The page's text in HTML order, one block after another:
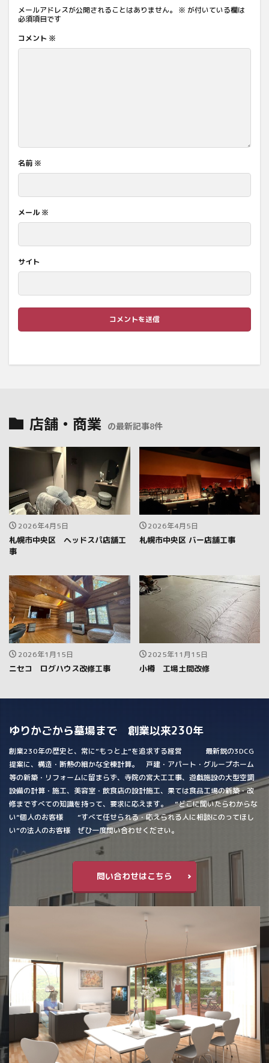
メールアドレスが公開されることはありません。 ※ が付いている欄は
必須項目です
コメント ※
名前 ※
メール ※
サイト
店舗・商業 の最新記事8件
2026年4月5日
札幌市中央区 ヘッドスパ店舗工
事
2026年4月5日
札幌市中央区 バー店舗工事
2026年1月15日
ニセコ ログハウス改修工事
2025年11月15日
小樽 工場土間改修
ゆりかごから墓場まで 創業以来230年
創業230年の歴史と、常に”もっと上”を追求する経営 最新鋭の3DCG
提案に、構造・断熱の細かな全棟計算。 戸建・アパート・グループホーム
等の新築・リフォームに留まらず、寺院の宮大工工事、遊戯施設の大型空調
設備の計算・施工、美容室・飲食店の設計施工、果ては食品工場の新築・改
修まですべての知識を持って、要求に応えます。 ”どこに聞いたらわからな
い”個人のお客様 ”すべて任せられる・応えられる人に相談にのってほし
い”の法人のお客様 ぜひ一度問い合わせください。
問い合わせはこちら